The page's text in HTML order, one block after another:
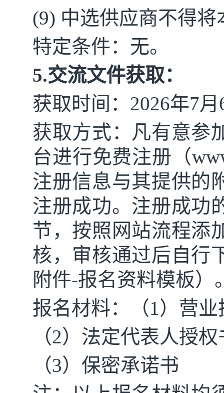
(9) 中选供应商不得
特定条件：无。
5.交流文件获取：
获取时间： 2026年7月
获取方式：凡有意参
台进行免费注册（
注册信息与其提供的
注册成功。注册成功
节，按照网站流程添
核，审核通过后自行
附件-报名资料模板）
报名材料：（1）营
（2）法定代表人授权
（3）保密承诺书